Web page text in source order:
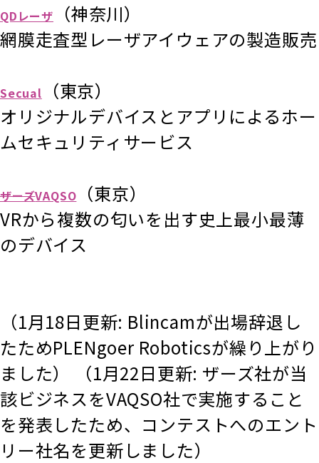
QDレーザ
（神奈川）
網膜走査型レーザアイウェアの製造販売
Secual
（東京）
オリジナルデバイスとアプリによるホー
ムセキュリティサービス
ザーズVAQSO
（東京）
VRから複数の匂いを出す史上最小最薄
のデバイス
（1月18日更新: Blincamが出場辞退し
たためPLENgoer Roboticsが繰り上がり
ました）
（1月22日更新: ザーズ社が当
該ビジネスをVAQSO社で実施すること
を発表したため、コンテストへのエント
リー社名を更新しました）